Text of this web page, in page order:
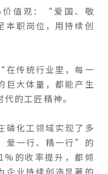
价值观：“爱国、敬
职岗位，用持续创
在传统行业里，每一
巨大体量，都能产生
的工匠精神。
磷化工领域实现了多
爱一行、精一行”的
的收率提升，都倾
企业持续创造显著的